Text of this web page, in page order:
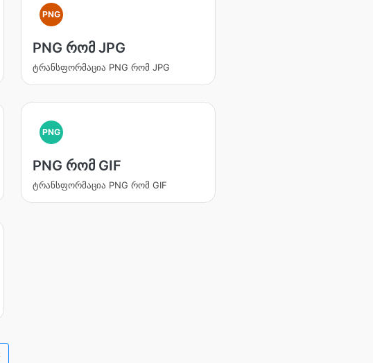
PNG
PNG რომ JPG
ტრანსფორმაცია PNG რომ JPG
PNG
PNG რომ GIF
ტრანსფორმაცია PNG რომ GIF